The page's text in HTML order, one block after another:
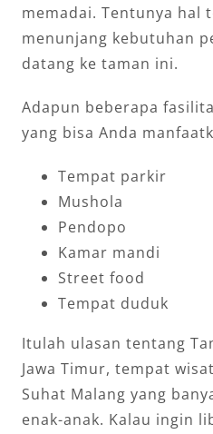
memadai. Tentunya hal
menunjang kebutuhan
datang ke taman ini.
Adapun beberapa
yang bisa Anda
Tempat parkir
Mushola
Pendopo
Kamar mandi
Street food
Tempat duduk
Itulah ulasan tentang
Jawa Timur, tempat
Suhat Malang yang
enak-anak. Kalau ingin